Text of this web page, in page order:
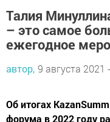
Талия
– это самое
ежегодное
автор, 9 августа 2021
Об итогах
форума в 2022 году